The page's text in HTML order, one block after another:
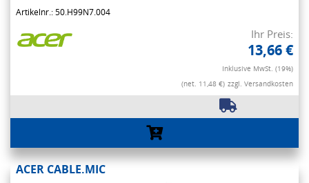
Artikelnr.: 50.H99N7.004
Ihr Preis:
13,66 €
Inklusive MwSt. (19%)
(net. 11,48 €) zzgl. Versandkosten
ACER CABLE.MIC